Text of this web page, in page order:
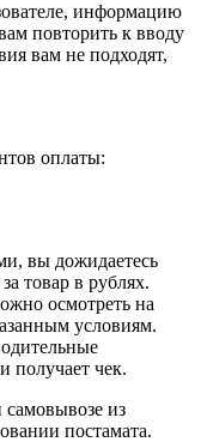
информацию
повторить к вводу
вам не подходят,
оплаты:
вы дожидаетесь
товар в рублях.
осмотреть на
условиям.
получает чек.
из
постамата.